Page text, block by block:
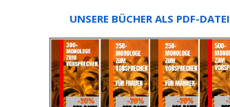
UNSERE BÜCHER ALS PDF-DATEI